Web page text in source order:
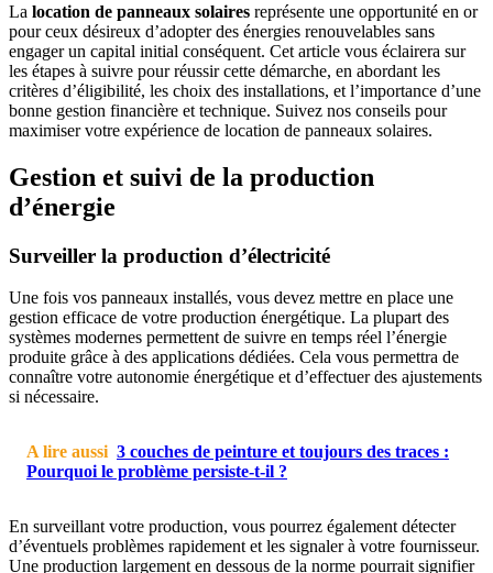
La location de panneaux solaires représente une opportunité en or
pour ceux désireux d’adopter des énergies renouvelables sans
engager un capital initial conséquent. Cet article vous éclairera sur
les étapes à suivre pour réussir cette démarche, en abordant les
critères d’éligibilité, les choix des installations, et l’importance d’une
bonne gestion financière et technique. Suivez nos conseils pour
maximiser votre expérience de location de panneaux solaires.
Gestion et suivi de la production
d’énergie
Surveiller la production d’électricité
Une fois vos panneaux installés, vous devez mettre en place une
gestion efficace de votre production énergétique. La plupart des
systèmes modernes permettent de suivre en temps réel l’énergie
produite grâce à des applications dédiées. Cela vous permettra de
connaître votre autonomie énergétique et d’effectuer des ajustements
si nécessaire.
A lire aussi 3 couches de peinture et toujours des traces :
Pourquoi le problème persiste-t-il ?
En surveillant votre production, vous pourrez également détecter
d’éventuels problèmes rapidement et les signaler à votre fournisseur.
Une production largement en dessous de la norme pourrait signifier